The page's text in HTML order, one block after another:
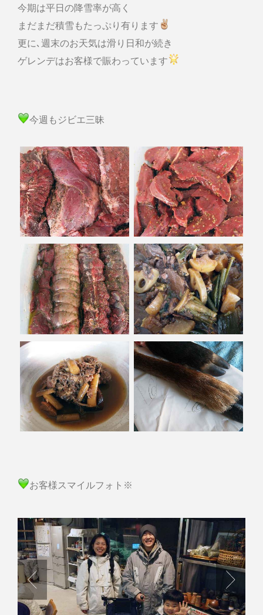
今期は平日の降雪率が高く
まだまだ積雪もたっぷり有ります
更に､週末のお天気は滑り日和が続き
ゲレンデはお客様で賑わっています
今週もジビエ三昧
お客様スマイルフォト※